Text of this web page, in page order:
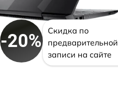
-20%
Скидка по
предварительной
записи на сайте